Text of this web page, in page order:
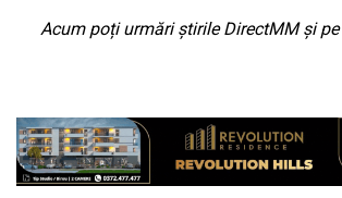
Acum poți urmări știrile DirectMM și pe